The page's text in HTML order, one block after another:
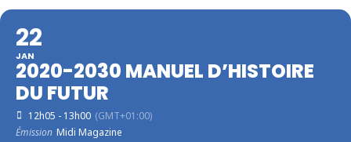
22
JAN
2020-2030 MANUEL D’HISTOIRE
DU FUTUR
12h05 - 13h00 (GMT+01:00)
Émission Midi Magazine